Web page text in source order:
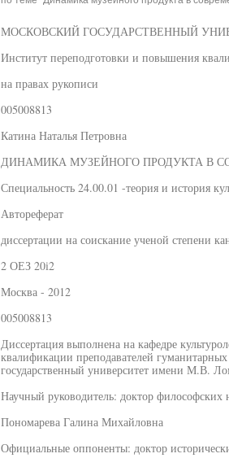
МОСКОВСКИЙ ГОСУДАРСТВЕННЫЙ
Институт переподготовки и повышения
на правах рукописи
005008813
Катина Наталья Петровна
ДИНАМИКА МУЗЕЙНОГО ПРОДУКТА В
Специальность 24.00.01 -теория и история
Автореферат
диссертации на соискание ученой степени
2 ОЕЗ 20і2
Москва - 2012
005008813
Диссертация выполнена на кафедре
квалификации преподавателей
государственный университет имени М.В.
Научный руководитель: доктор философских
Пономарева Галина Михайловна
Официальные оппоненты: доктор